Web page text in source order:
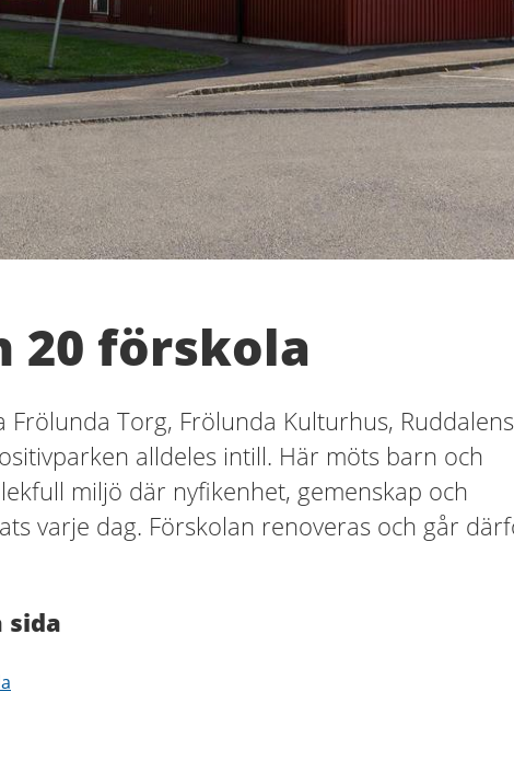
20 förskola
Frölunda Torg, Frölunda Kulturhus, Ruddalens
alldeles intill. Här möts barn och
miljö där nyfikenhet, gemenskap och
varje dag. Förskolan renoveras och går
sida